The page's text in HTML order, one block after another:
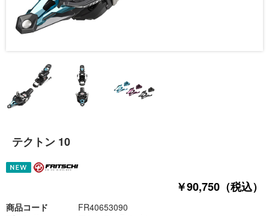
テクトン 10
￥90,750（税込）
商品コード
FR40653090